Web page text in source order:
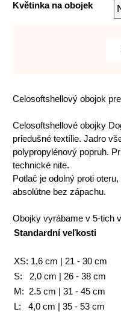
Květinka na obojek
Celosoftshellový obojok
Celosoftshellové obojky
priedušné textílie. Jadro
polypropylénový popruh.
technické nite.
Potlač je odolný proti
absolútne bez zápachu.
Obojky vyrábame v 5-tich
Standardní veľkosti
XS: 1,6 cm | 21 - 30 cm
S: 2,0 cm | 26 - 38 cm
M: 2.5 cm | 31 - 45 cm
L: 4,0 cm | 35 - 53 cm